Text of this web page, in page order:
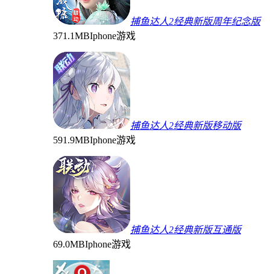
捕鱼达人2经典新版周年纪念版
371.1MBIphone游戏
捕鱼达人2经典新版移动版
591.9MBIphone游戏
捕鱼达人2经典新版互通版
69.0MBIphone游戏